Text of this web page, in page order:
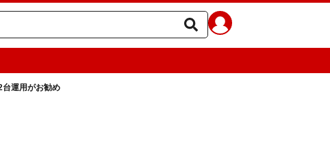
運用がお勧め